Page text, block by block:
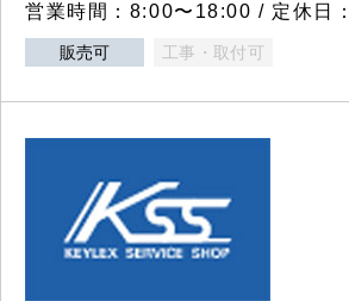
営業時間：8:00〜18:00 / 定休日
販売可 工事・取付可